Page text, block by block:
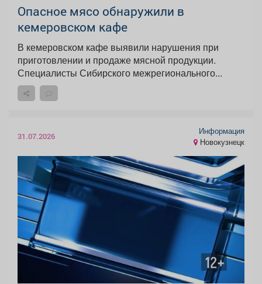
Опасное мясо обнаружили в
кемеровском кафе
В кемеровском кафе выявили нарушения при
приготовлении и продаже мясной продукции.
Специалисты Сибирского межрегионального...
31.07.2026
Информация
Новокузнецк